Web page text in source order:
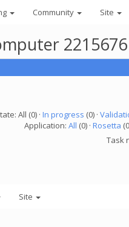
Community Site
2215676
All (0) · In progress (0) ·
Application: All (0) · Rosetta
Task
Site